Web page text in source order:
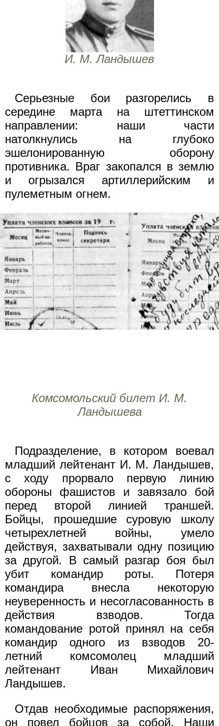
И. М. Ландышев
Серьезные бои разгорелись в
середине марта на штеттинском
направлении: наши части
натолкнулись на глубоко
эшелонированную оборону
противника. Враг закопался в землю
и огрызался артиллерийским и
пулеметным огнем.
Комсомольский билет И. М.
Ландышева
Подразделение, в котором воевал
младший лейтенант И. М. Ландышев,
с ходу прорвало первую линию
обороны фашистов и завязало бой
перед второй линией траншей.
Бойцы, прошедшие суровую школу
четырехлетней войны, умело
действуя, захватывали одну позицию
за другой. В самый разгар боя был
убит командир роты. Потеря
командира внесла некоторую
неуверенность и несогласованность в
действия взводов. Тогда
командование ротой принял на себя
командир одного из взводов 20-
летний комсомолец младший
лейтенант Иван Михайлович
Ландышев.
Отдав необходимые распоряжения,
он повел бойцов за собой. Наши